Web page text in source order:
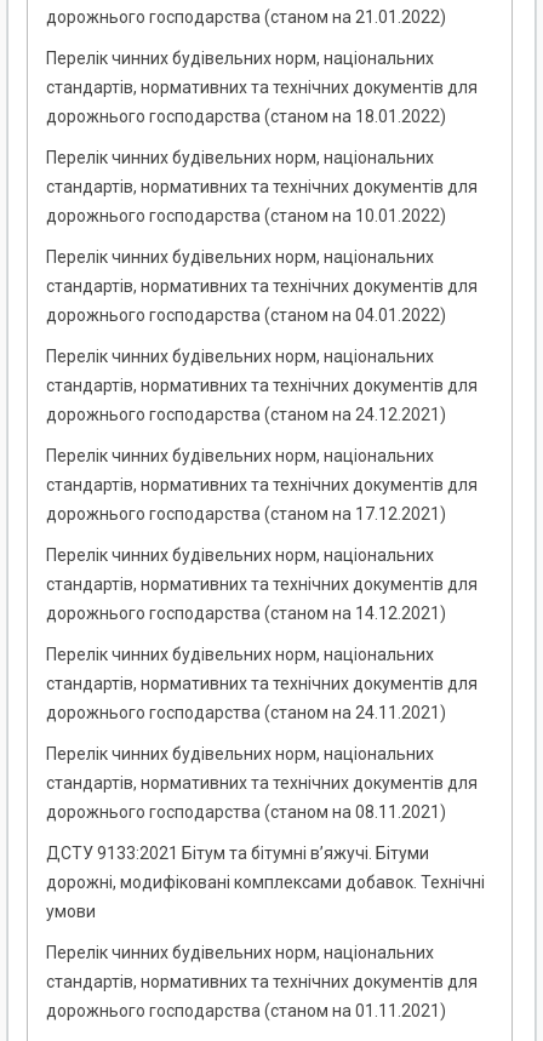
дорожнього господарства (станом на 21.01.2022)
Перелік чинних будівельних норм, національних
стандартів, нормативних та технічних документів для
дорожнього господарства (станом на 18.01.2022)
Перелік чинних будівельних норм, національних
стандартів, нормативних та технічних документів для
дорожнього господарства (станом на 10.01.2022)
Перелік чинних будівельних норм, національних
стандартів, нормативних та технічних документів для
дорожнього господарства (станом на 04.01.2022)
Перелік чинних будівельних норм, національних
стандартів, нормативних та технічних документів для
дорожнього господарства (станом на 24.12.2021)
Перелік чинних будівельних норм, національних
стандартів, нормативних та технічних документів для
дорожнього господарства (станом на 17.12.2021)
Перелік чинних будівельних норм, національних
стандартів, нормативних та технічних документів для
дорожнього господарства (станом на 14.12.2021)
Перелік чинних будівельних норм, національних
стандартів, нормативних та технічних документів для
дорожнього господарства (станом на 24.11.2021)
Перелік чинних будівельних норм, національних
стандартів, нормативних та технічних документів для
дорожнього господарства (станом на 08.11.2021)
ДСТУ 9133:2021 Бітум та бітумні в’яжучі. Бітуми
дорожні, модифіковані комплексами добавок. Технічні
умови
Перелік чинних будівельних норм, національних
стандартів, нормативних та технічних документів для
дорожнього господарства (станом на 01.11.2021)